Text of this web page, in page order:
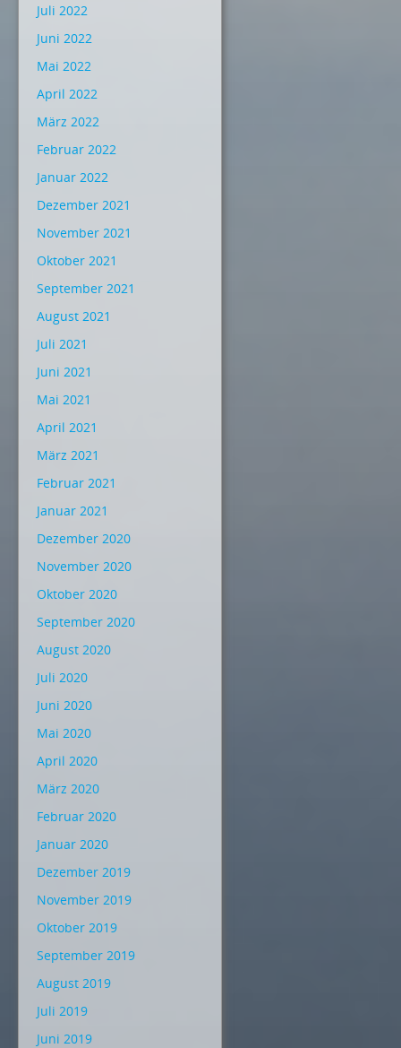
Juli 2022
Juni 2022
Mai 2022
April 2022
März 2022
Februar 2022
Januar 2022
Dezember 2021
November 2021
Oktober 2021
September 2021
August 2021
Juli 2021
Juni 2021
Mai 2021
April 2021
März 2021
Februar 2021
Januar 2021
Dezember 2020
November 2020
Oktober 2020
September 2020
August 2020
Juli 2020
Juni 2020
Mai 2020
April 2020
März 2020
Februar 2020
Januar 2020
Dezember 2019
November 2019
Oktober 2019
September 2019
August 2019
Juli 2019
Juni 2019